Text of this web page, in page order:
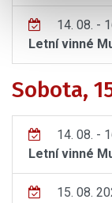
14. 08. -
Letní vinné
Sobota,
14. 08. -
Letní vinné
15. 08.